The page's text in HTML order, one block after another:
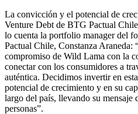
La convicción y el potencial de
Venture Debt de BTG Pactual
lo cuenta la portfolio manager del
Pactual Chile, Constanza Araneda:
compromiso de Wild Lama con la
conectar con los consumidores a
auténtica. Decidimos invertir en
potencial de crecimiento y en su
largo del país, llevando su mensaje
personas”.